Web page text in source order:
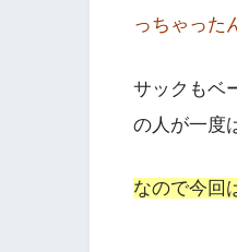
っちゃった
サックもベ
の人が一度
なので今回